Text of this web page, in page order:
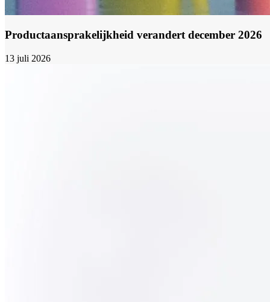
Productaansprakelijkheid verandert december 2026
13 juli 2026